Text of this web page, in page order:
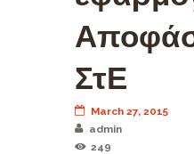
ΣτΕ
March 27, 2015
admin
249